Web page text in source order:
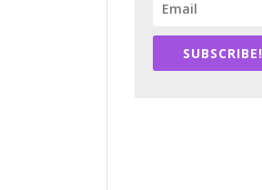
SUBSCRIBE!